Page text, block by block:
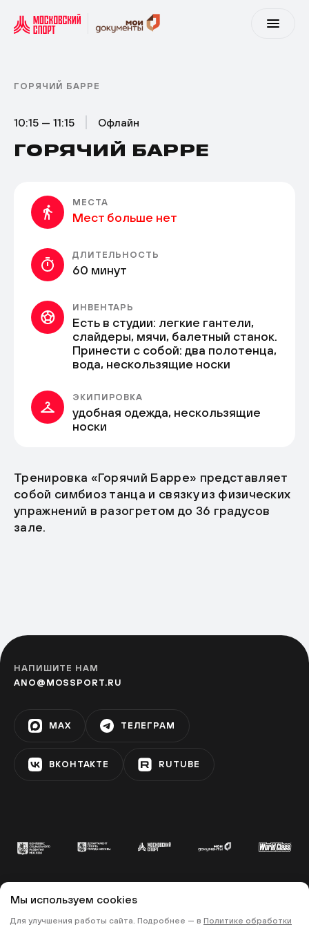
ГОРЯЧИЙ БАРРЕ
10:15 — 11:15 Офлайн
ГОРЯЧИЙ БАРРЕ
МЕСТА
Мест больше нет
ДЛИТЕЛЬНОСТЬ
60 минут
ИНВЕНТАРЬ
Есть в студии: легкие гантели,
слайдеры, мячи, балетный станок.
Принести с собой: два полотенца,
вода, нескользящие носки
ЭКИПИРОВКА
удобная одежда, нескользящие
носки
Тренировка «Горячий Барре» представляет
собой симбиоз танца и связку из физических
упражнений в разогретом до 36 градусов
зале.
НАПИШИТЕ НАМ
ANO@MOSSPORT.RU
MAX ТЕЛЕГРАМ
ВКОНТАКТЕ RUTUBE
© 2022 «МОСКОВСКИЙ СПОРТ»
• ПОЛИТИКА КОНФИДЕНЦИАЛЬНОСТИ •
Мы используем cookies
Для улучшения работы сайта. Подробнее — в Политике обработки